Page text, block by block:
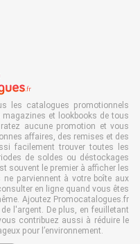
les catalogues promotionnels
et lookbooks de tous
aucune promotion et vous
affaires, des remises et des
facilement trouver toutes les
de soldes ou déstockages
souvent le premier à afficher les
parviennent à votre boîte aux
en ligne quand vous êtes
Ajoutez Promocatalogues.fr
l'argent. De plus, en feuilletant
contribuez aussi à réduire le
pour l’environnement.